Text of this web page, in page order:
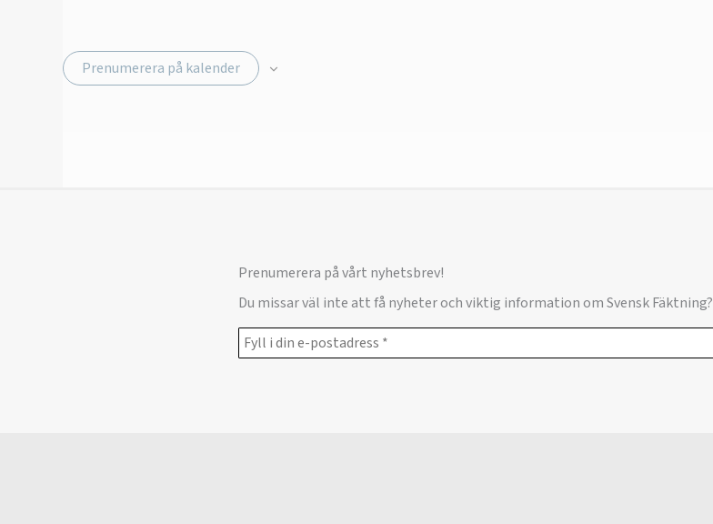
Prenumerera på kalender
Prenumerera på vårt nyhetsbrev!
Du missar väl inte att få nyheter och viktig information om Svensk Fäktning?